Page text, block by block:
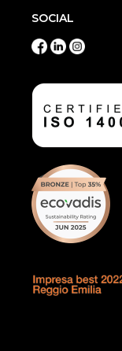
SOCIAL